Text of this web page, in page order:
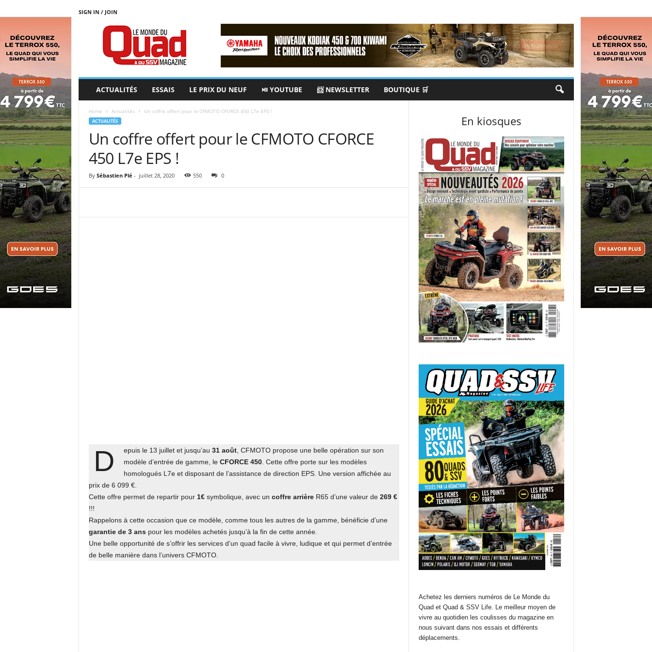
SIGN IN / JOIN
ACTUALITÉS ESSAIS LE PRIX DU NEUF ⏯ YOUTUBE 📨 NEWSLETTER BOUTIQUE 🛒
Home Actualités Un coffre offert pour le CFMOTO CFORCE 450 L7e EPS !
ACTUALITÉS
Un coffre offert pour le CFMOTO CFORCE
450 L7e EPS !
By Sébastien Plé - juillet 28, 2020 550 0
D epuis le 13 juillet et jusqu’au 31 août, CFMOTO propose une belle opération sur son
modèle d’entrée de gamme, le CFORCE 450. Cette offre porte sur les modèles
homologués L7e et disposant de l’assistance de direction EPS. Une version affichée au
prix de 6 099 €.
Cette offre permet de repartir pour 1€ symbolique, avec un coffre arrièreR65 d’une valeur de 269 €
!!!
Rappelons à cette occasion que ce modèle, comme tous les autres de la gamme, bénéficie d’une
garantie de 3 ans pour les modèles achetés jusqu’à la fin de cette année.
Une belle opportunité de s’offrir les services d’un quad facile à vivre, ludique et qui permet d’entrée
de belle manière dans l’univers CFMOTO.
En kiosques
Achetez les derniers numéros de Le Monde du
Quad et Quad & SSV Life. Le meilleur moyen de
vivre au quotidien les coulisses du magazine en
nous suivant dans nos essais et différents
déplacements.